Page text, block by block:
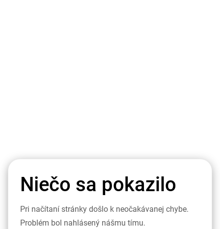
Niečo sa pokazilo
Pri načítaní stránky došlo k neočakávanej chybe.
Problém bol nahlásený nášmu tímu.